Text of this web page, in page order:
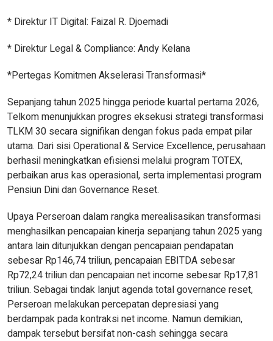
* Direktur IT Digital: Faizal R. Djoemadi
* Direktur Legal & Compliance: Andy Kelana
*Pertegas Komitmen Akselerasi Transformasi*
Sepanjang tahun 2025 hingga periode kuartal pertama 2026,
Telkom menunjukkan progres eksekusi strategi transformasi
TLKM 30 secara signifikan dengan fokus pada empat pilar
utama. Dari sisi Operational & Service Excellence, perusahaan
berhasil meningkatkan efisiensi melalui program TOTEX,
perbaikan arus kas operasional, serta implementasi program
Pensiun Dini dan Governance Reset.
Upaya Perseroan dalam rangka merealisasikan transformasi
menghasilkan pencapaian kinerja sepanjang tahun 2025 yang
antara lain ditunjukkan dengan pencapaian pendapatan
sebesar Rp146,74 triliun, pencapaian EBITDA sebesar
Rp72,24 triliun dan pencapaian net income sebesar Rp17,81
triliun. Sebagai tindak lanjut agenda total governance reset,
Perseroan melakukan percepatan depresiasi yang
berdampak pada kontraksi net income. Namun demikian,
dampak tersebut bersifat non-cash sehingga secara